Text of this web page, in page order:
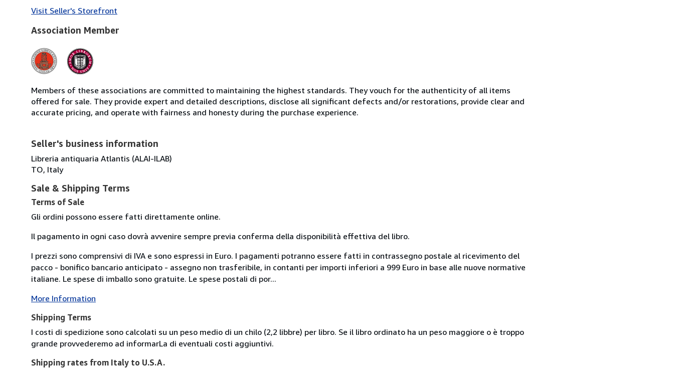
Visit Seller's Storefront
Association Member
Members of these associations are committed to maintaining the highest standards. They vouch for the authenticity of all items
offered for sale. They provide expert and detailed descriptions, disclose all significant defects and/or restorations, provide clear and
accurate pricing, and operate with fairness and honesty during the purchase experience.
Seller's business information
Libreria antiquaria Atlantis (ALAI-ILAB)
TO, Italy
Sale & Shipping Terms
Terms of Sale
Gli ordini possono essere fatti direttamente online.
Il pagamento in ogni caso dovrà avvenire sempre previa conferma della disponibilità effettiva del libro.
I prezzi sono comprensivi di IVA e sono espressi in Euro. I pagamenti potranno essere fatti in contrassegno postale al ricevimento del
pacco - bonifico bancario anticipato - assegno non trasferibile, in contanti per importi inferiori a 999 Euro in base alle nuove normative
italiane. Le spese di imballo sono gratuite. Le spese postali di por...
More Information
Shipping Terms
I costi di spedizione sono calcolati su un peso medio di un chilo (2,2 libbre) per libro. Se il libro ordinato ha un peso maggiore o è troppo
grande provvederemo ad informarLa di eventuali costi aggiuntivi.
Shipping rates from Italy to U.S.A.